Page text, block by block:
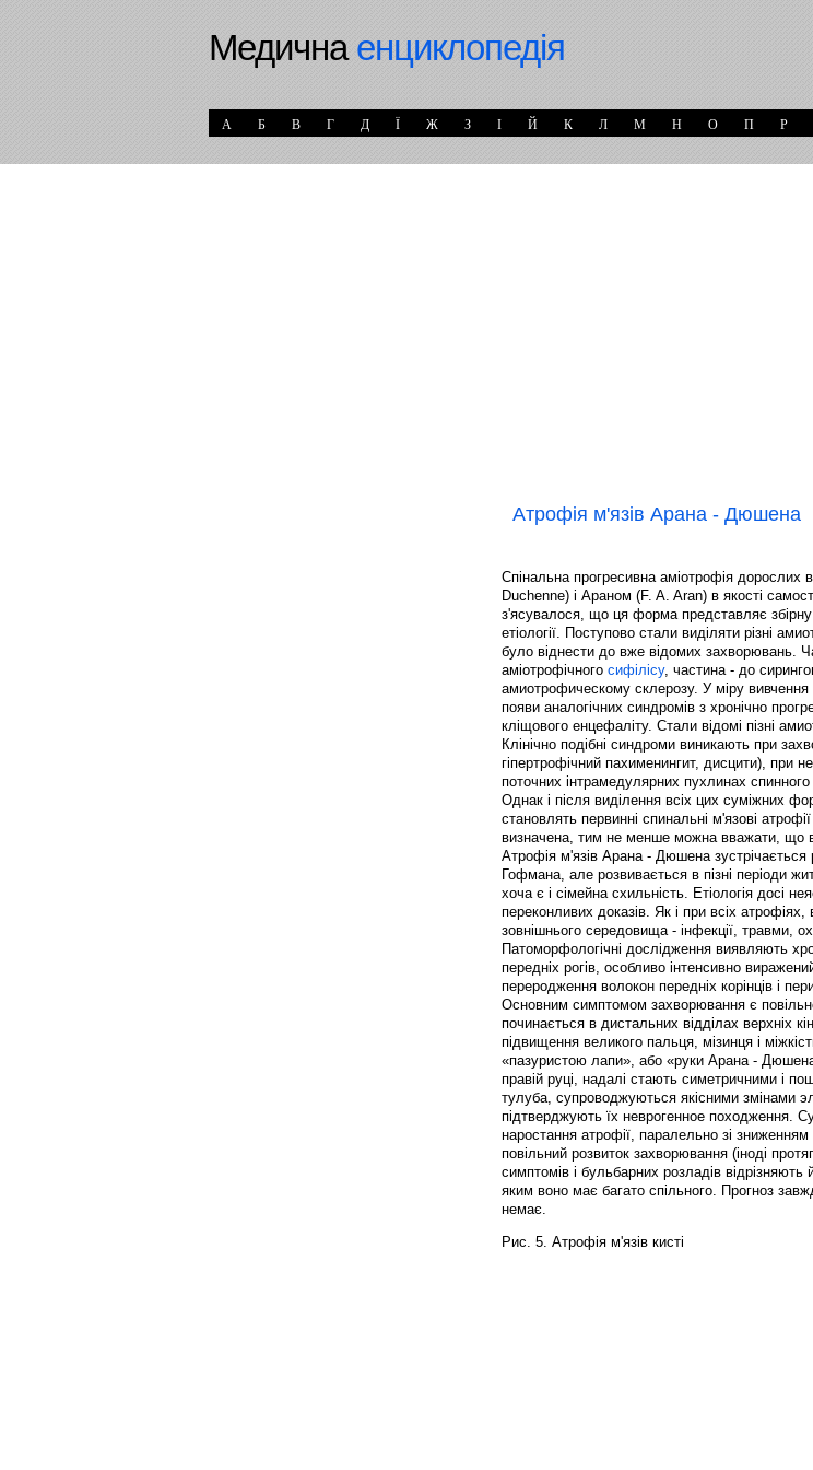
Медичнаенциклопедія
А Б В Г Д Ї Ж З І Й К Л М Н О П Р
Атрофія м'язів Арана - Дюшена
Спінальна прогресивна аміотрофія
Duchenne) і Араном (F. A. Aran) в якості
з'ясувалося, що ця форма представляє
етіології. Поступово стали виділяти різні
було віднести до вже відомих захворювань.
аміотрофічного сифілісу, частина - до
амиотрофическому склерозу. У міру
появи аналогічних синдромів з хронічно
кліщового енцефаліту. Стали відомі пізні
Клінічно подібні синдроми виникають при
гіпертрофічний пахименингит, дисцити), при
поточних інтрамедулярних пухлинах спинного
Однак і після виділення всіх цих суміжних
становлять первинні спинальні м'язові
визначена, тим не менше можна вважати, що
Атрофія м'язів Арана - Дюшена
Гофмана, але розвивається в пізні періоди
хоча є і сімейна схильність. Етіологія досі
переконливих доказів. Як і при всіх
зовнішнього середовища - інфекції, травми,
Патоморфологічні дослідження виявляють
передніх рогів, особливо інтенсивно
переродження волокон передніх корінців і
Основним симптомом захворювання є
починається в дистальних відділах верхніх
підвищення великого пальця, мізинця і
«пазуристою лапи», або «руки Арана -
правій руці, надалі стають симетричними і
тулуба, супроводжуються якісними змінами
підтверджують їх неврогенное походження.
наростання атрофії, паралельно зі
повільний розвиток захворювання (іноді
симптомів і бульбарних розладів відрізняють
яким воно має багато спільного. Прогноз
немає.
Рис. 5. Атрофія м'язів кисті